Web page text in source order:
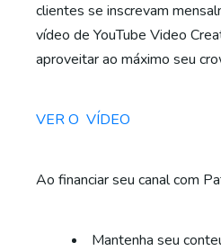
clientes se inscrevam
vídeo de YouTube Video
aproveitar ao máximo seu
VER O VÍDEO
Ao financiar seu canal com
Mantenha seu